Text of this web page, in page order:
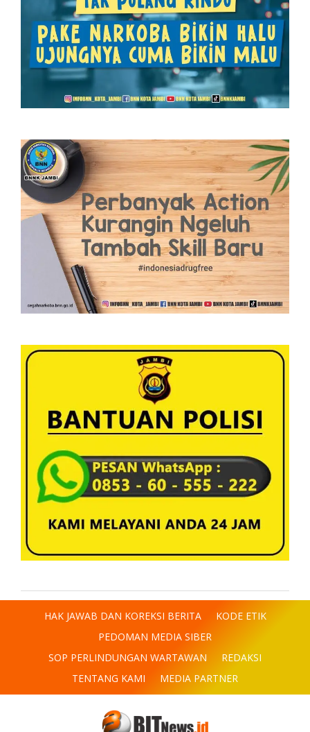
HAK JAWAB DAN KOREKSI BERITA
KODE ETIK
PEDOMAN MEDIA SIBER
SOP PERLINDUNGAN WARTAWAN
REDAKSI
TENTANG KAMI
MEDIA PARTNER